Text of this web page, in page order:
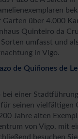
Garten über 4.000
Quinteiro da
umfasst und
in Vigo.
de Quiñones de
einer
seinen vielfältigen
Jahre alten
von Vigo, mit
besuchen